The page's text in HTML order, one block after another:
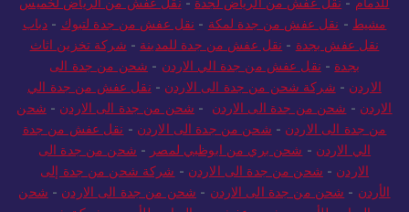
للدمام - نقل عفش من الرياض لجدة -نقل عفش من الرياض لخميس
مشيط- نقل عفش من جدة لمكة -نقل عفش من جدة لتبوك-دباب
نقل عفش بجدة-نقل عفش من جدة للمدينة-شركة تخزين اثاث
بجدة-نقل عفش من جدة الي الاردن -شحن من جدة الى
الاردن -شركة شحن من جدة الى الاردن -نقل عفش من جدة الي
الاردن-شحن من جدة الى الاردن- شحن من جدة الى الاردن- شحن
من جدة الى الاردن- شحن من جدة الى الاردن -نقل عفش من جدة
الي الاردن- شحن بري من ابوظبي لمصر-شحن من جدة الى
الاردن-شحن من جدة الى الاردن-شركة شحن من جدة إلى